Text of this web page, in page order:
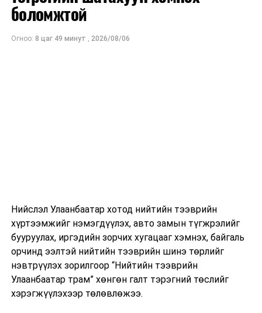
ам.долларбайхаар тооцжээ.
боломжтой
Огноо: 8 цаг 49 минут , 2026/08/06
Нийслэл Улаанбаатар хотод нийтийн тээврийн
хүртээмжийг нэмэгдүүлэх, авто замын түгжрэлийг
бууруулах, иргэдийн зорчих хугацааг хэмнэх, байгаль
орчинд ээлтэй нийтийн тээврийн шинэ төрлийг
нэвтрүүлэх зорилгоор “Нийтийн тээврийн
Улаанбаатар трам” хөнгөн галт тэрэгний төслийг
хэрэгжүүлэхээр төлөвлөжээ.